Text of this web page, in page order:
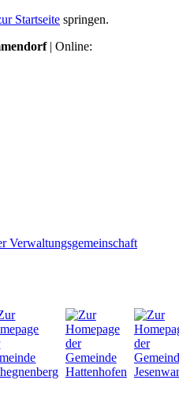
Startseite springen.
| Online: